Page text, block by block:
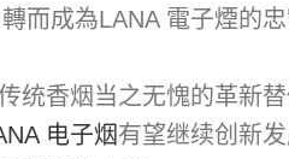
而成為LANA 電子煙的忠
统香烟当之无愧的革新替
电子烟有望继续创新